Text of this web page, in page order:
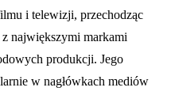
i telewizji, przechodząc
z największymi markami
produkcji. Jego
w nagłówkach mediów